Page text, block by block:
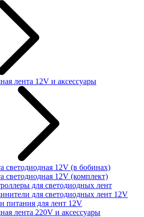
лента 12V и аксессуары
светодиодная 12V (в бобинах)
светодиодная 12V (комплект)
для светодиодных лент
для светодиодных лент 12V
питания для лент 12V
лента 220V и аксессуары